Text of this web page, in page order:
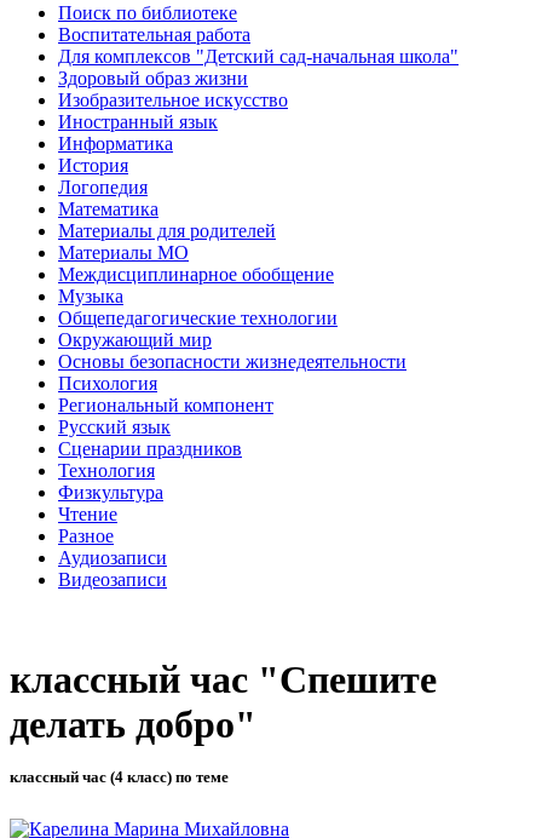
Поиск по библиотеке
Воспитательная работа
Для комплексов "Детский сад-начальная школа"
Здоровый образ жизни
Изобразительное искусство
Иностранный язык
Информатика
История
Логопедия
Математика
Материалы для родителей
Материалы МО
Междисциплинарное обобщение
Музыка
Общепедагогические технологии
Окружающий мир
Основы безопасности жизнедеятельности
Психология
Региональный компонент
Русский язык
Сценарии праздников
Технология
Физкультура
Чтение
Разное
Аудиозаписи
Видеозаписи
классный час "Спешите
делать добро"
классный час (4 класс) по теме